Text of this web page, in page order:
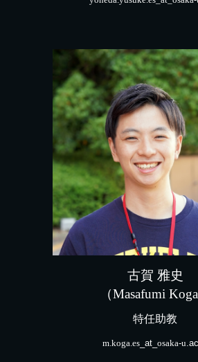
古賀 雅史
（Masafumi Koga
特任助教
m.koga.es_at_ osaka-u